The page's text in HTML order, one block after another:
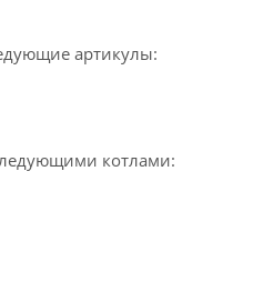
артикулы:
котлами: